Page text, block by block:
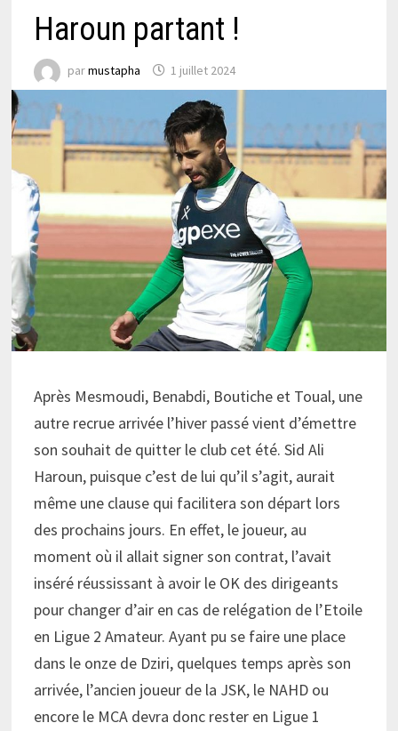
Haroun partant !
parmustapha 1 juillet 2024
Après Mesmoudi, Benabdi, Boutiche et Toual, une
autre recrue arrivée l’hiver passé vient d’émettre
son souhait de quitter le club cet été. Sid Ali
Haroun, puisque c’est de lui qu’il s’agit, aurait
même une clause qui facilitera son départ lors
des prochains jours. En effet, le joueur, au
moment où il allait signer son contrat, l’avait
inséré réussissant à avoir le OK des dirigeants
pour changer d’air en cas de relégation de l’Etoile
en Ligue 2 Amateur. Ayant pu se faire une place
dans le onze de Dziri, quelques temps après son
arrivée, l’ancien joueur de la JSK, le NAHD ou
encore le MCA devra donc rester en Ligue 1